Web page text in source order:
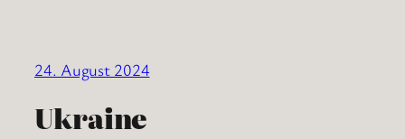
24. August 2024
Ukraine